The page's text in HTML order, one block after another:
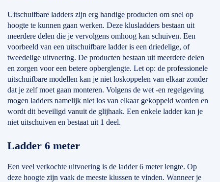
Uitschuifbare ladders zijn erg handige producten om snel op
hoogte te kunnen gaan werken. Deze klusladders bestaan uit
meerdere delen die je vervolgens omhoog kan schuiven. Een
voorbeeld van een uitschuifbare ladder is een driedelige, of
tweedelige uitvoering. De producten bestaan uit meerdere delen
en zorgen voor een betere opberglengte. Let op: de professionele
uitschuifbare modellen kan je niet loskoppelen van elkaar zonder
dat je zelf moet gaan monteren. Volgens de wet -en regelgeving
mogen ladders namelijk niet los van elkaar gekoppeld worden en
wordt dit beveiligd vanuit de glijhaak. Een enkele ladder kan je
niet uitschuiven en bestaat uit 1 deel.
Ladder 6 meter
Een veel verkochte uitvoering is de ladder 6 meter lengte. Op
deze hoogte zijn vaak de meeste klussen te vinden. Wanneer je